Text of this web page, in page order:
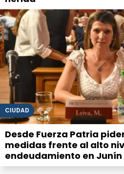
CIUDAD
Desde Fuerza Patria
medidas frente al alto
endeudamiento en Junín